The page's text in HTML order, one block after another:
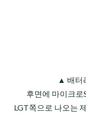
▲ 배터
후면에 마이크로
LGT쪽으로 나오는